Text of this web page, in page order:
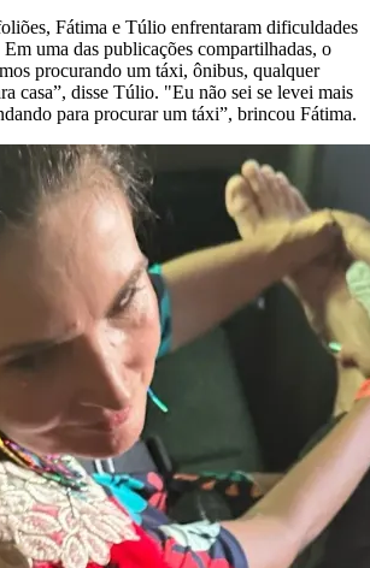
Fátima e Túlio enfrentaram dificuldades
uma das publicações compartilhadas, o
procurando um táxi, ônibus, qualquer
casa”, disse Túlio. "Eu não sei se levei mais
para procurar um táxi”, brincou Fátima.